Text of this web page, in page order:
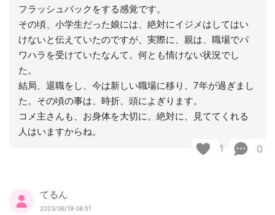
フラッシュバックをする感覚です。
その頃、小学生だった娘には、絶対にイジメはしてはい
けないと伝えていたのですが、実際に、親は、職場でパ
ワハラを受けていたなんて。何とも情けない状況でし
た。
結局、退職をし、今は新しい職場に移り、7年が過ぎまし
た。その頃の事は、時折、頭によぎります。
コメ主さんも、お身体を大切に。絶対に、見ててくれる
人はいますからね。
1 0
てるん
2023/06/19 08:51